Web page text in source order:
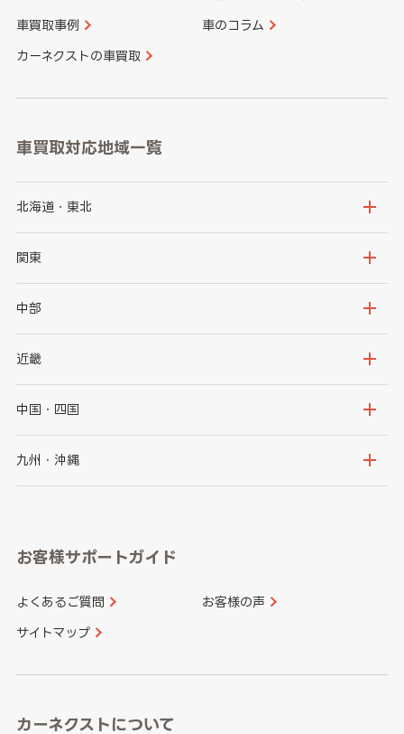
車買取事例 車のコラム
カーネクストの車買取
車買取対応地域一覧
北海道・東北
北海道
岩手県
秋田県
関東
茨城県
群馬県
千葉県
中部
新潟県
石川県
山梨県
愛知県
近畿
大阪府
京都府
和歌山県
中国・四国
鳥取県
山口県
香川県 愛媛県
九州・沖縄
長崎県
大分県 宮崎県
お客様サポートガイド
よくあるご質問 お客様の声
サイトマップ
カーネクストについて